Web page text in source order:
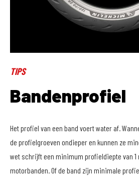
TIPS
Bandenprofiel
Het profiel van een band voert water af.
de profielgroeven ondieper en kunnen ze
wet schrijft een minimum profieldiepte van 1
motorbanden. Of de band zijn minimale